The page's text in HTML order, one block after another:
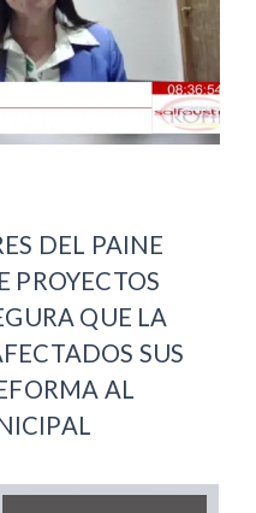
DEL PAINE
PROYECTOS
QUE LA
SUS
AL